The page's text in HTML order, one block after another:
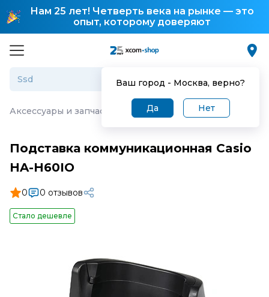
Нам 25 лет! Четверть века на рынке — это
опыт, которому доверяют
Ваш город - Москва, верно?
Да Нет
Аксессуары и запчасти для торгового оборудования
Подставка коммуникационная Casio
HA-H60IO
0 0 отзывов
Стало дешевле